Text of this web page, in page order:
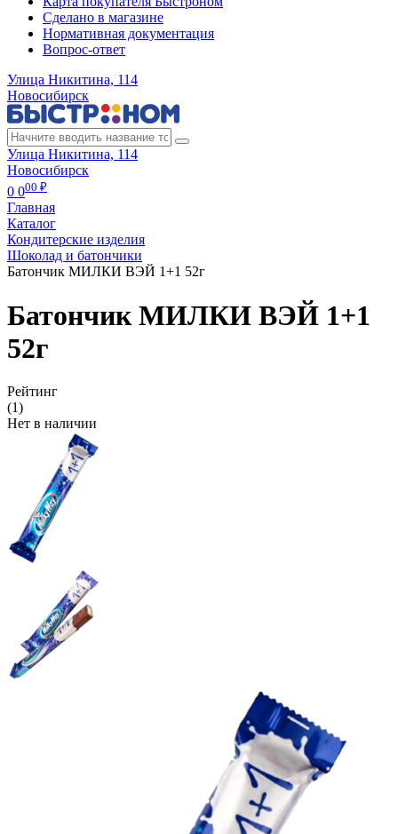
Сделано в магазине
Нормативная документация
Вопрос-ответ
Улица Никитина, 114
Новосибирск
Улица Никитина, 114
Новосибирск
0 000 ₽
Главная
Каталог
Кондитерские изделия
Шоколад и батончики
Батончик МИЛКИ ВЭЙ 1+1 52г
Батончик МИЛКИ ВЭЙ 1+1
52г
Рейтинг
(1)
Нет в наличии